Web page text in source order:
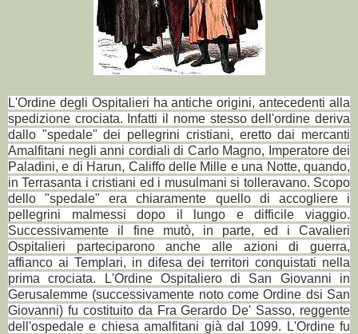
L'Ordine degli Ospitalieri ha antiche origini, antecedenti alla
spedizione crociata. Infatti il nome stesso dell'ordine deriva
dallo "spedale" dei pellegrini cristiani, eretto dai mercanti
Amalfitani negli anni cordiali di Carlo Magno, Imperatore dei
Paladini, e di Harun, Califfo delle Mille e una Notte, quando,
in Terrasanta i cristiani ed i musulmani si tolleravano. Scopo
dello "spedale" era chiaramente quello di accogliere i
pellegrini malmessi dopo il lungo e difficile viaggio.
Successivamente il fine mutò, in parte, ed i Cavalieri
Ospitalieri parteciparono anche alle azioni di guerra,
affianco ai Templari, in difesa dei territori conquistati nella
prima crociata. L'Ordine Ospitaliero di San Giovanni in
Gerusalemme (successivamente noto come Ordine dsi San
Giovanni) fu costituito da Fra Gerardo De' Sasso, reggente
dell'ospedale e chiesa amalfitani già dal 1099. L'Ordine fu